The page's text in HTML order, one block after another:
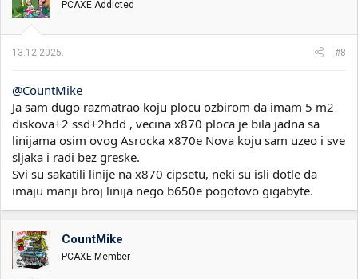
PCAXE Addicted
13.12.2025. #8
@CountMike
Ja sam dugo razmatrao koju plocu ozbirom da imam 5 m2
diskova+2 ssd+2hdd , vecina x870 ploca je bila jadna sa
linijama osim ovog Asrocka x870e Nova koju sam uzeo i sve
sljaka i radi bez greske.
Svi su sakatili linije na x870 cipsetu, neki su isli dotle da
imaju manji broj linija nego b650e pogotovo gigabyte.
CountMike
PCAXE Member